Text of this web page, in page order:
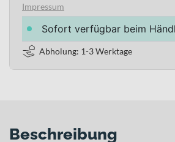
Impressum
Sofort verfügbar beim
Abholung: 1-3 Werktage
Beschreibung